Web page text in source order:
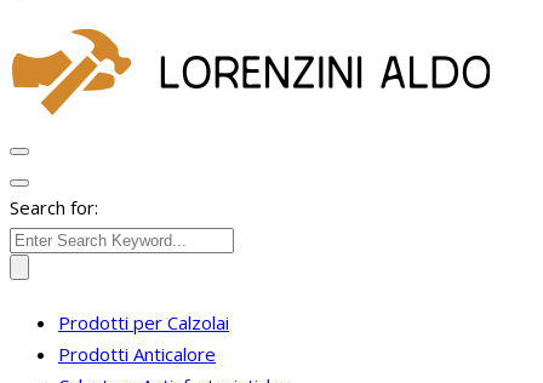
Search for:
Prodotti per Calzolai
Prodotti Anticalore